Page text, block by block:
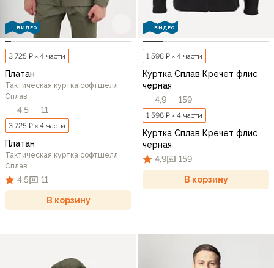
ВИДЕО
3 725 ₽ × 4 части
Платан
Тактическая куртка софтшелл
Сплав
4,5 11
3 725 ₽ × 4 части
Платан
Тактическая куртка софтшелл
Сплав
4,5 11
В корзину
ВИДЕО
1 598 ₽ × 4 части
Куртка Сплав Кречет флис
черная
4,9
159
1 598 ₽ × 4 части
Куртка Сплав Кречет флис
черная
4,9
159
В корзину